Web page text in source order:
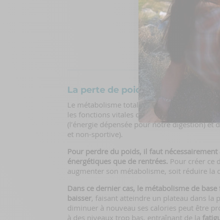
80% des
un plateau
graisse est
La perte de poids, une question
Le métabolisme total est constitué du
les fonctions vitales de notre corps, de l’effet
(l’énergie dépensée pour notre digestion) et
et non-sportive).
Pour perdre du poids, il faut
énergétiques que de rentrées. Pour créer ce
augmenter son métabolisme, soit réduire la
Dans ce dernier cas, le métabolisme de
baisser, faisant atteindre un plateau dans la
diminuer à nouveau ses calories peut être
à des niveaux trop bas, entraînant de la